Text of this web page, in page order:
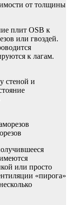
плит OSB к
или гвоздей.
к лагам.
стеной и
или просто
«пирога»